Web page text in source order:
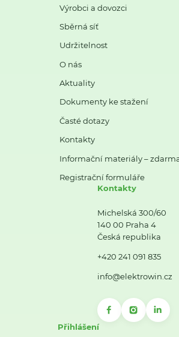
Výrobci a dovozci
Sběrná síť
Udržitelnost
O nás
Aktuality
Dokumenty ke stažení
Časté dotazy
Kontakty
Informační materiály –
Registrační formuláře
Kontakty
Michelská 300/60
140 00 Praha 4
Česká republika
+420 241 091 835
info@elektrowin.cz
Přihlášení